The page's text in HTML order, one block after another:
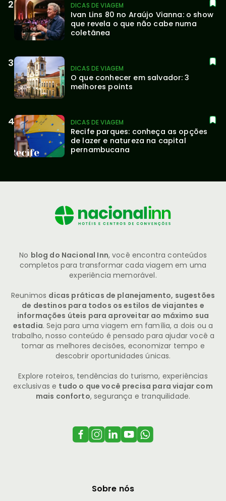
DICAS DE VIAGEM
Ivan Lins 80 no Araújo Vianna: o show
que revela o que não cabe numa
coletânea
DICAS DE VIAGEM
O que conhecer em salvador: 3
melhores points
DICAS DE VIAGEM
Recife parques: conheça as opções
de lazer e natureza na capital
pernambucana
No blog do Nacional Inn, você encontra conteúdos
completos para transformar cada viagem em uma
experiência memorável.
Reunimos dicas práticas de planejamento, sugestões
de destinos para todos os estilos de viajantes e
informações úteis para aproveitar ao máximo sua
estadia. Seja para uma viagem em família, a dois ou a
trabalho, nosso conteúdo é pensado para ajudar você a
tomar as melhores decisões, economizar tempo e
descobrir oportunidades únicas.
Explore roteiros, tendências do turismo, experiências
exclusivas e tudo o que você precisa para viajar com
mais conforto, segurança e tranquilidade.
Sobre nós